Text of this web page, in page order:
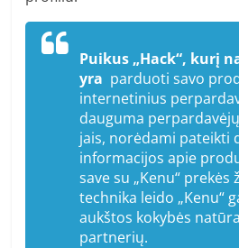
Puikus „Hack“, kurį
yra parduoti savo
internetinius
dauguma
jais, norėdami pateikti
informacijos apie
save su „Kenu“ prekės
technika leido „Kenu“
aukštos kokybės
partnerių.